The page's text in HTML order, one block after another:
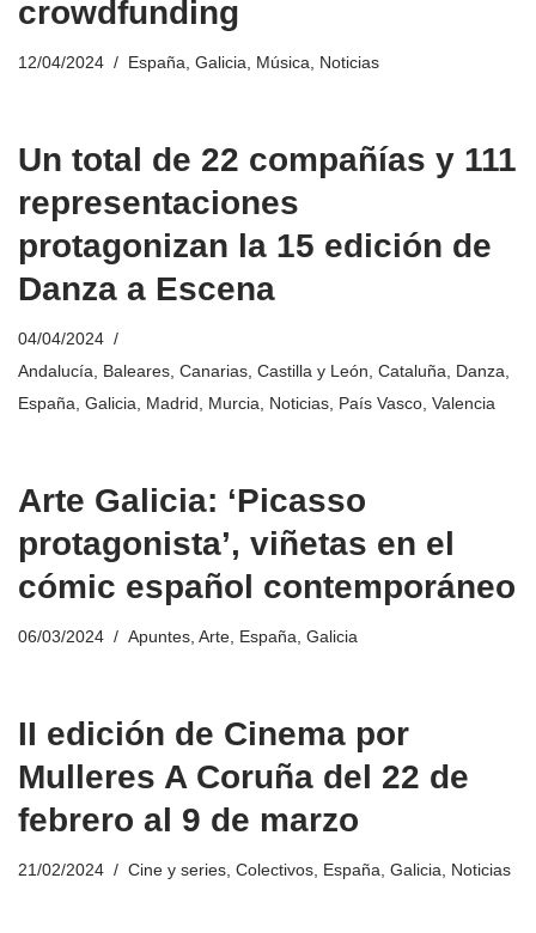
crowdfunding
12/04/2024 España, Galicia, Música, Noticias
Un total de 22 compañías y 111
representaciones
protagonizan la 15 edición de
Danza a Escena
04/04/2024
Andalucía, Baleares, Canarias, Castilla y León, Cataluña, Danza,
España, Galicia, Madrid, Murcia, Noticias, País Vasco, Valencia
Arte Galicia: ‘Picasso
protagonista’, viñetas en el
cómic español contemporáneo
06/03/2024 Apuntes, Arte, España, Galicia
II edición de Cinema por
Mulleres A Coruña del 22 de
febrero al 9 de marzo
21/02/2024 Cine y series, Colectivos, España, Galicia, Noticias